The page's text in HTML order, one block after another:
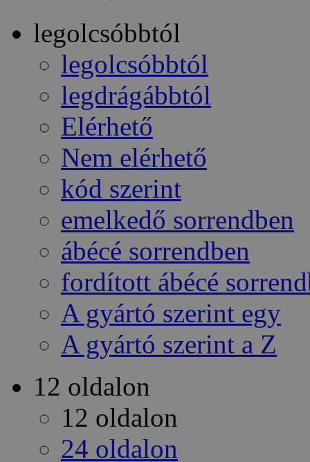
legolcsóbbtól
legolcsóbbtól
legdrágábbtól
Elérhető
Nem elérhető
kód szerint
emelkedő sorrendben
ábécé sorrendben
fordított ábécé
A gyártó szerint egy
A gyártó szerint a Z
12 oldalon
12 oldalon
24 oldalon